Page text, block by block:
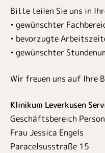
Bitte teilen Sie uns in
• gewünschter
• bevorzugte
• gewünschter
Wir freuen uns auf Ihre
Klinikum Leverkusen
Geschäftsbereich
Frau Jessica Engels
Paracelsusstraße 15